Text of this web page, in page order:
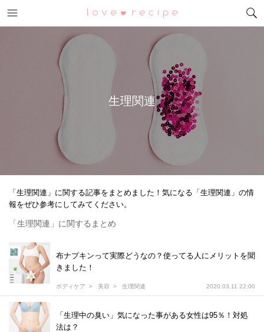
恋愛レシピ
生理関連
「生理関連」に関する記事をまとめました！気になる「生理関連」の情
報をぜひ参考にしてみてください。
「生理関連」に関するまとめ
布ナプキンって実際どうなの？使ってる人にメリットを聞
きました！
ボディケア 美容 生理関連 2020.03.11 22:00
「生理中の臭い」気になった事がある女性は95％！対処
法は？